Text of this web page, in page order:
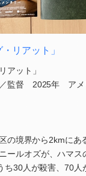
リアット」
アット」
／監督 2025年 アメ
の境界から2kmにあ
ールオズが、ハマス
ち30人が殺害、70人